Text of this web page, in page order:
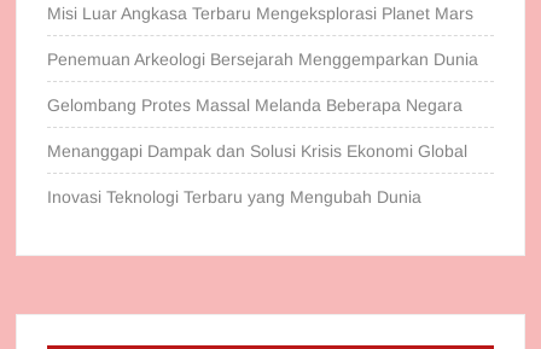
Misi Luar Angkasa Terbaru Mengeksplorasi Planet Mars
Penemuan Arkeologi Bersejarah Menggemparkan Dunia
Gelombang Protes Massal Melanda Beberapa Negara
Menanggapi Dampak dan Solusi Krisis Ekonomi Global
Inovasi Teknologi Terbaru yang Mengubah Dunia